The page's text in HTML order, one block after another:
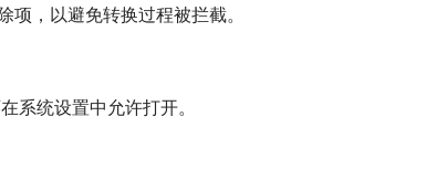
项，以避免转换过程被拦截。
系统设置中允许打开。